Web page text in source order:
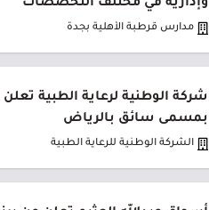
وإدارية في مختلف التخصصات
مدارس قرطبة الأهلية بجدة
شركة الوطنية لرعاية الطبية
بمسمى سائق بالرياض
الشركة الوطنية للرعاية الطبية